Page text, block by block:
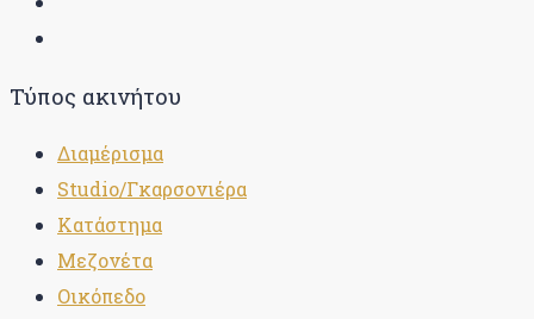
Τύπος ακινήτου
Διαμέρισμα
Studio/Γκαρσονιέρα
Κατάστημα
Μεζονέτα
Οικόπεδο